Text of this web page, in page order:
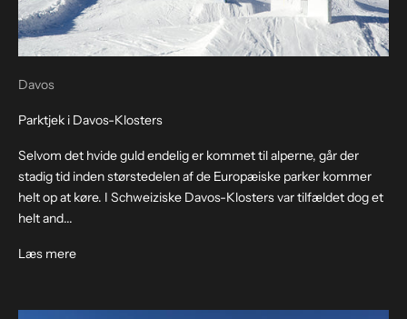
Davos
Parktjek i Davos-Klosters
Selvom det hvide guld endelig er kommet til alperne, går der
stadig tid inden størstedelen af de Europæiske parker kommer
helt op at køre. I Schweiziske Davos-Klosters var tilfældet dog et
helt and...
Læs mere